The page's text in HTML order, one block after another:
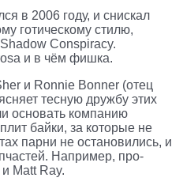
в 2006 году, и снискал
готическому стилю,
Conspiracy.
и в чём фишка.
и Ronnie Bonner (отец
тесную дружбу этих
основать компанию
байки, за которые не
парни не остановились, и
Например, про-
Matt Ray.